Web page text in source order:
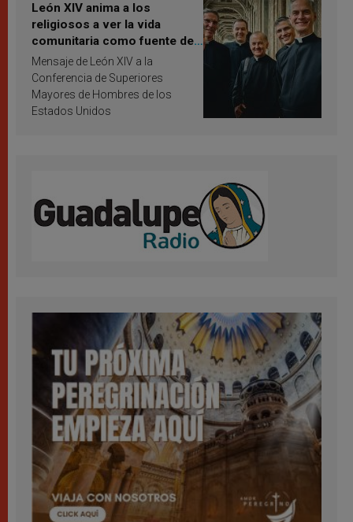
León XIV anima a los
religiosos a ver la vida
comunitaria como fuente de
inspiración y santificación
Mensaje de León XIV a la
Conferencia de Superiores
Mayores de Hombres de los
Estados Unidos